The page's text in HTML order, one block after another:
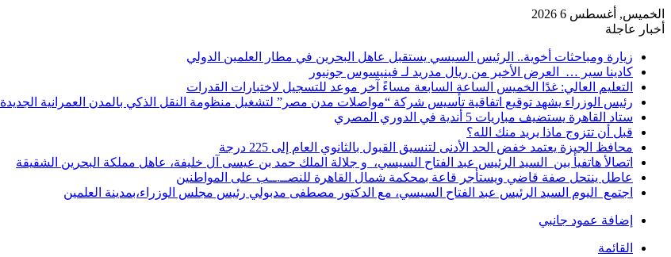
الخميس, أغسطس 6 2026
أخبار عاجلة
زيارة ومباحثات أخوية.. الرئيس السيسي يستقبل عاهل البحرين في مطار العلمين الدولي
كادينا سير … العرض الأخير من ريال مدريد لـ فينيسوس جونيور
التعليم العالي: غدًا الخميس الساعة السابعة مساءً آخر موعد للتسجيل لاختبارات القدرات
رئيس الوزراء يشهد توقيع اتفاقية تأسيس شركة “مواصلات مدن مصر” لتشغيل منظومة النقل الذكي بالمدن العمرانية الجديدة
ستاد القاهرة يستضيف مباريات 5 أندية في الدوري المصري
قبل أن تتزوج ماذا يريد منك الله؟
محافظ الجيزة يعتمد خفض الحد الأدنى لتنسيق القبول بالثانوي العام إلى 225 درجة
اتصالأ هاتفيأ بين السيد الرئيس عبد الفتاح السيسي، و جلالة الملك حمد بن عيسى آل خليفة، عاهل مملكة البحرين الشقيقة
عاطل ينتحل صفة قاضي ويستأجر قاعة بمحكمة شمال القاهرة للنصــ.ــب على المواطنين
اجتمع اليوم السيد الرئيس عبد الفتاح السيسي، مع الدكتور مصطفى مدبولي رئيس مجلس الوزراء،بمدينة العلمين
إضافة عمود جانبي
القائمة